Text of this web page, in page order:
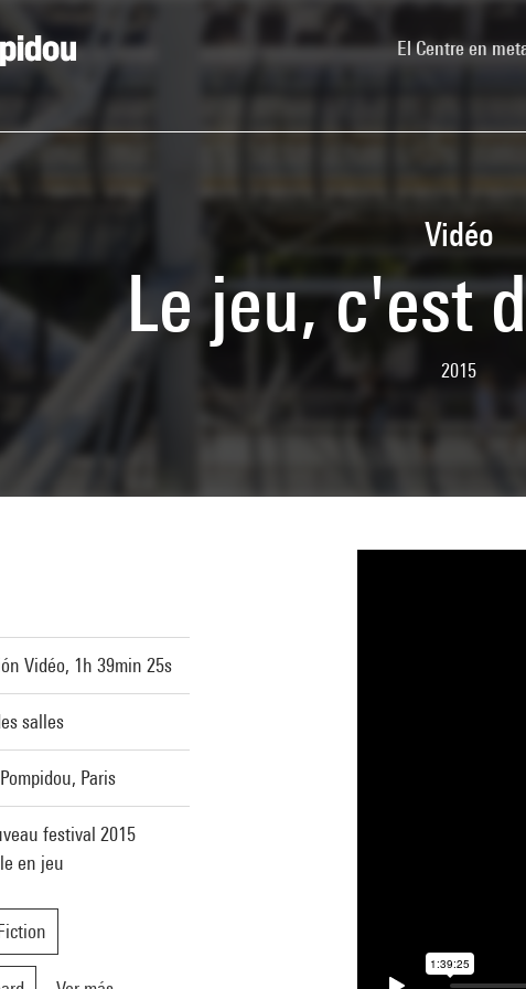
El Centre en
Vidéo
Le jeu, c'est
2015
Vidéo, 1h 39min 25s
salles
Paris
festival 2015
en jeu